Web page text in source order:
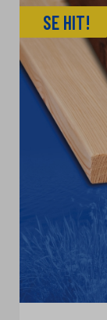
SE HIT!